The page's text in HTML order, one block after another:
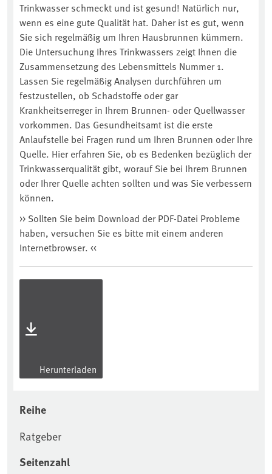
Trinkwasser schmeckt und ist gesund! Natürlich nur,
wenn es eine gute Qualität hat. Daher ist es gut, wenn
Sie sich regelmäßig um Ihren Hausbrunnen kümmern.
Die Untersuchung Ihres Trinkwassers zeigt Ihnen die
Zusammensetzung des Lebensmittels Nummer 1.
Lassen Sie regelmäßig Analysen durchführen um
festzustellen, ob Schadstoffe oder gar
Krankheitserreger in Ihrem Brunnen- oder Quellwasser
vorkommen. Das Gesundheitsamt ist die erste
Anlaufstelle bei Fragen rund um Ihren Brunnen oder Ihre
Quelle. Hier erfahren Sie, ob es Bedenken bezüglich der
Trinkwasserqualität gibt, worauf Sie bei Ihrem Brunnen
oder Ihrer Quelle achten sollten und was Sie verbessern
können.
>> Sollten Sie beim Download der PDF-Datei Probleme
haben, versuchen Sie es bitte mit einem anderen
Internetbrowser. <<
Herunterladen
Reihe
Ratgeber
Seitenzahl